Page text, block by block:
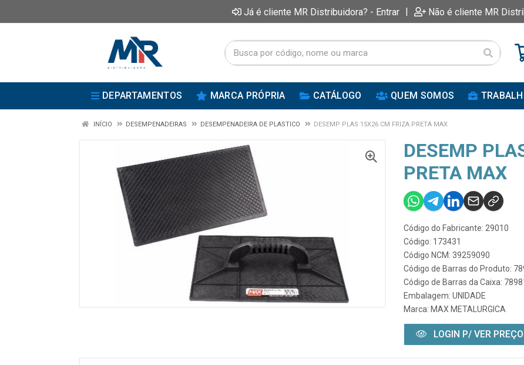
Já é cliente MR Distribuidora? - Entrar | Não é cliente MR
DEPARTAMENTOS MARCA PRÓPRIA CATÁLOGO QUEM SOMOS
INÍCIO DESEMPENADEIRAS DESEMPENADEIRA DE PLASTICO DESEMP PLAS 15X26 CM FRIZA PRETA MAX
DESEMP
PRETA MAX
Código do Fabricante: 29010
Código: 173431
Código NCM: 39259090
Código de Barras do Produto:
Código de Barras da Caixa:
Embalagem: UNIDADE
Marca: MAX METALURGICA
LOGIN P/ VER PREÇO